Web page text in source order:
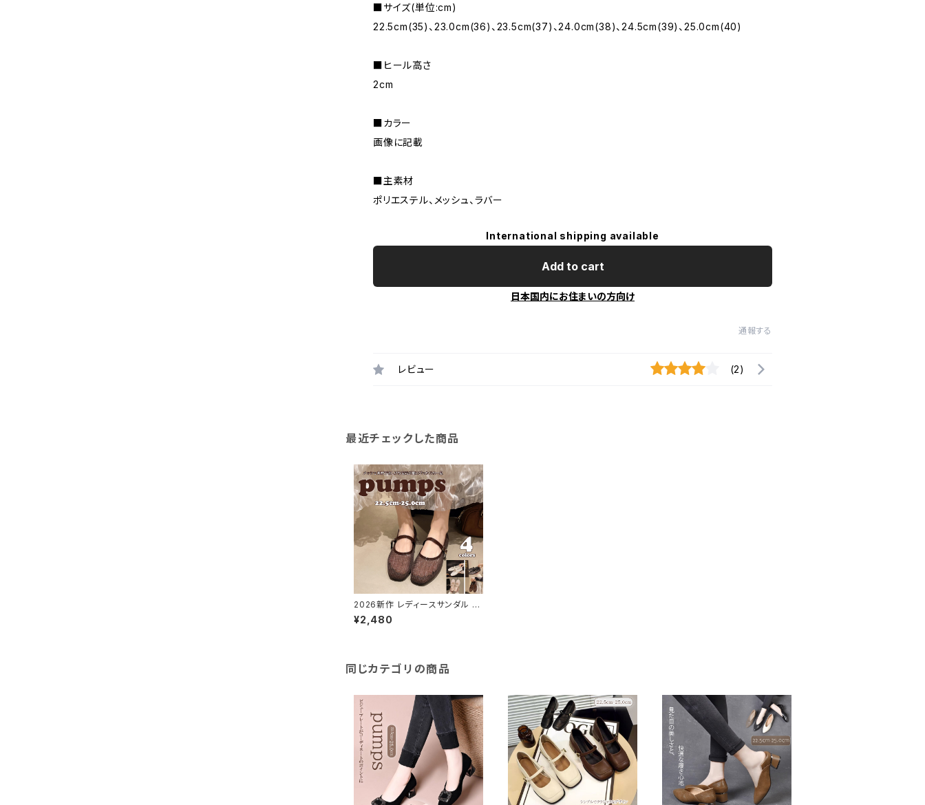
■サイズ(単位:cm)
22.5cm(35)、23.0cm(36)、23.5cm(37)、24.0cm(38)、24.5cm(39)、25.0cm(40)
■ヒール高さ
2cm
■カラー
画像に記載
■主素材
ポリエステル、メッシュ、ラバー
International shipping available
Add to cart
日本国内にお住まいの方向け
通報する
レビュー (2)
最近チェックした商品
2026新作 レディースサンダル メ
ッシュ パンプス フラット ペタンコ
透ける 美脚 脚長
¥2,480
同じカテゴリの商品